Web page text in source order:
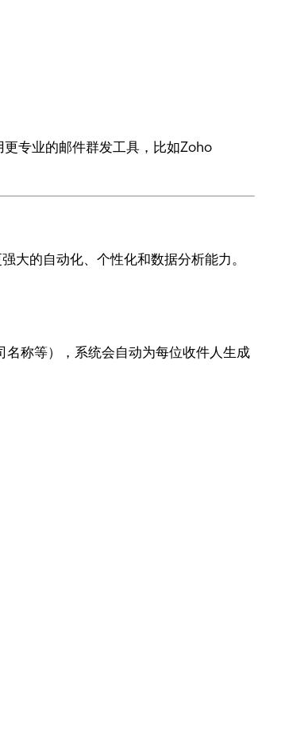
专业的邮件群发工具，比如Zoho
大的自动化、个性化和数据分析能力。
称等），系统会自动为每位收件人生成